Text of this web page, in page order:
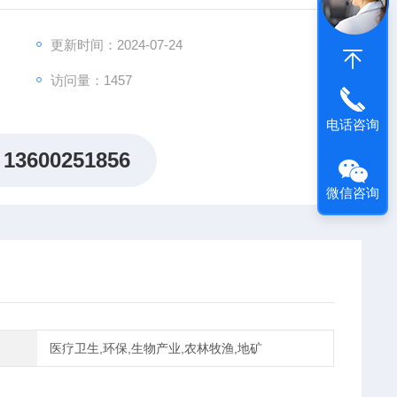
更新时间：2024-07-24
访问量：1457
13600251856
医疗卫生,环保,生物产业,农林牧渔,地矿
电话咨询
微信咨询